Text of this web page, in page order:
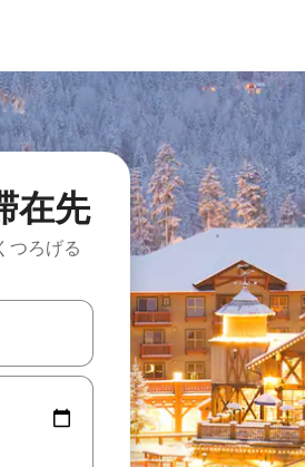
在先
つろげる
を使って移動するか、画面をタッチまた